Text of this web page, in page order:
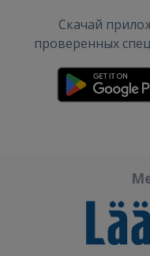
Скачай
проверенных